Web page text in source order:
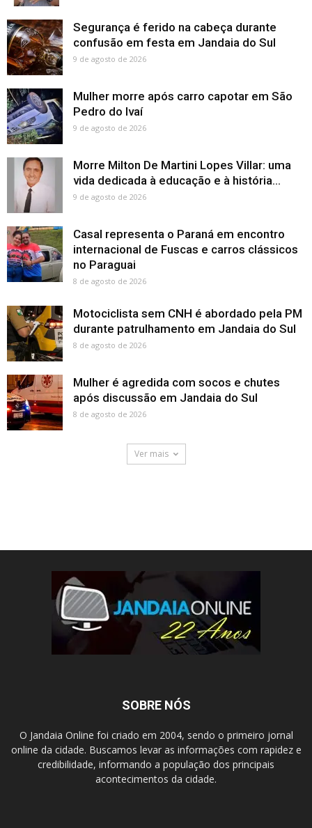
Segurança é ferido na cabeça durante
confusão em festa em Jandaia do Sul
9 de agosto de 2026
Mulher morre após carro capotar em São
Pedro do Ivaí
9 de agosto de 2026
Morre Milton De Martini Lopes Villar: uma
vida dedicada à educação e à história...
9 de agosto de 2026
Casal representa o Paraná em encontro
internacional de Fuscas e carros clássicos
no Paraguai
8 de agosto de 2026
Motociclista sem CNH é abordado pela PM
durante patrulhamento em Jandaia do Sul
8 de agosto de 2026
Mulher é agredida com socos e chutes
após discussão em Jandaia do Sul
8 de agosto de 2026
Ver mais
SOBRE NÓS
O Jandaia Online foi criado em 2004, sendo o primeiro jornal
online da cidade. Buscamos levar as informações com rapidez e
credibilidade, informando a população dos principais
acontecimentos da cidade.